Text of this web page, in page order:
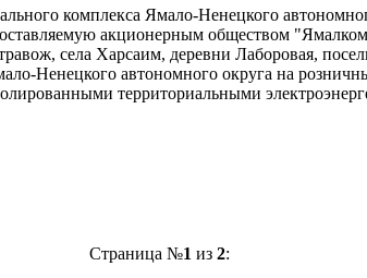
комплекса Ямало-Ненецкого
акционерным обществом
села Харсаим, деревни Лаборовая,
Ненецкого автономного округа на
территориальными
Страница №1 из 2: